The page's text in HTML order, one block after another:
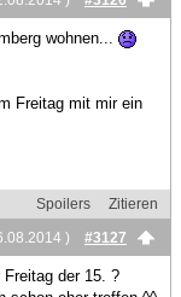
wohnen...
Freitag mit mir ein
Spoilers
Zitieren
)
#3127
der 15. ?